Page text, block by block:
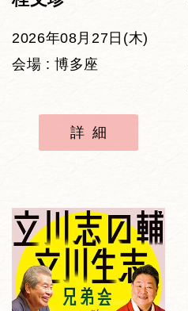
2026年08月27日(木)
会場 : 博多座
詳細